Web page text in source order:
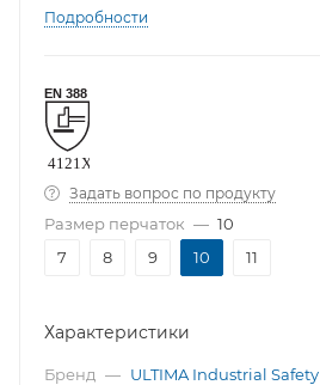
Подробности
Задать вопрос по продукту
Размер перчаток — 10
7
8 9 10 11
Характеристики
Бренд — ULTIMA Industrial Safety